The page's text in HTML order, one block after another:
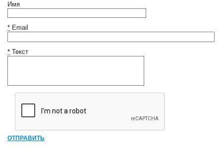
Имя
* Email
* Текст
ОТПРАВИТЬ